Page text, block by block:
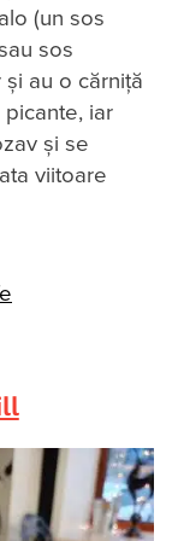
(un sos
sos
au o cărniță
iar
și se
viitoare